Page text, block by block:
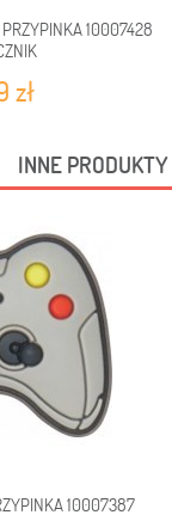
10007428
zł
INNE PRODUKTY
10007387